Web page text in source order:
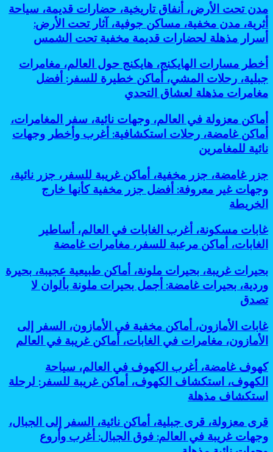
رؤية
2030
تحت
الجبال
زرتها
من
الخريطة
مدن
تحت
الأرض،
أنفاق
تاريخية،
حضارات
قديمة،
سياحة
أثرية،
مدن
مخفية،
مساكن
جوفية،
آثار
الأرض:
أسرار
مذهلة
قديمة
مخفية
تحت
مدن تحت الأرض، أنفاق تاريخية، حضارات قديمة، سياحة
أثرية، مدن مخفية، مساكن جوفية، آثار تحت الأرض:
أسرار مذهلة لحضارات قديمة مخفية تحت الشمس
أخطر
مسارات
الهايكنج،
هايكنج
العالم،
مغامرات
جبلية،
رحلات
أماكن
خطيرة
للسفر:
أفضل
مغامرات
مذهلة
لعشاق
أخطر مسارات الهايكنج، هايكنج حول العالم، مغامرات
جبلية، رحلات المشي، أماكن خطيرة للسفر: أفضل
مغامرات مذهلة لعشاق التحدي
أماكن
معزولة
في
العالم،
نائية،
سفر
المغامرات،
أماكن
رحلات
استكشافية:
وأخطر
وجهات
نائية
للمغامرين
أماكن معزولة في العالم، وجهات نائية، سفر المغامرات،
أماكن غامضة، رحلات استكشافية: أغرب وأخطر وجهات
نائية للمغامرين
جزر
غامضة،
جزر
مخفية،
غريبة
للسفر،
وجهات
غير
معروفة:
جزر
مخفية
كأنها
الخريطة
جزر غامضة، جزر مخفية، أماكن غريبة للسفر، جزر نائية،
وجهات غير معروفة: أفضل جزر مخفية كأنها خارج
الخريطة
غابات
مسكونة،
أغرب
في
العالم،
أساطير
الغابات،
أماكن
مرعبة
للسفر،
غامضة
غابات مسكونة، أغرب الغابات في العالم، أساطير
الغابات، أماكن مرعبة للسفر، مغامرات غامضة
بحيرات
غريبة،
بحيرات
ملونة،
طبيعية
عجيبة،
بحيرة
وردية،
بحيرات
غامضة:
أجمل
ملونة
بألوان
لا
بحيرات غريبة، بحيرات ملونة، أماكن طبيعية عجيبة، بحيرة
وردية، بحيرات غامضة: أجمل بحيرات ملونة بألوان لا
تصدق
غابات
الأمازون،
أماكن
في
الأمازون،
السفر
إلى
الأمازون،
مغامرات
في
غابات الأمازون، أماكن مخفية في الأمازون، السفر إلى
الأمازون، مغامرات في الغابات، أماكن غريبة في العالم
كهوف
غامضة،
أغرب
الكهوف
العالم،
سياحة
الكهوف،
كهوف غامضة، أغرب الكهوف في العالم، سياحة
الكهوف، استكشاف الكهوف، أماكن غريبة للسفر: لرحلة
استكشاف مذهلة
قرى
معزولة،
قرى
قرى معزولة، قرى جبلية، أماكن نائية، السفر إلى الجبال،
وجهات غريبة في العالم: فوق الجبال: أغرب وأروع